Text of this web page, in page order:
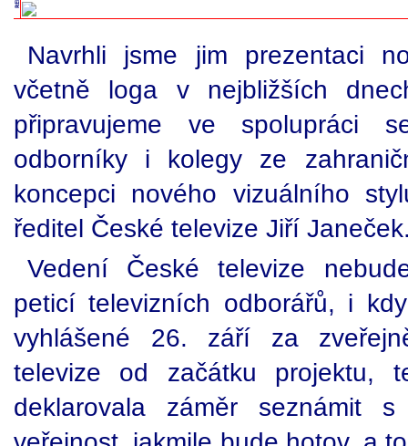
Navrhli jsme jim prezentaci
včetně loga v nejbližších
připravujeme ve spolupráci
odborníky i kolegy ze
koncepci nového vizuálního
ředitel České televize Jiří
Vedení České televize
peticí televizních odborářů, i
vyhlášené 26. září za
televize od začátku projektu,
deklarovala záměr seznámit